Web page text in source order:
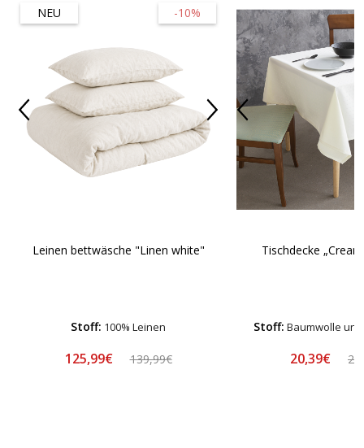
-10%
NEU
Leinen bettwäsche "Linen white"
Stoff: 100% Leinen
125,99€ 139,99€
Tischdecke
Stoff: Baumwolle
20,39€